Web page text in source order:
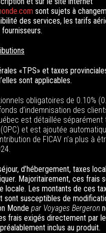
sont sujets à
des services, les tarifs
«TPS» et taxes
sont applicables.
obligatoires de 0.10%
d’indemnisation des
est détaillée séparément
et est ajoutée
de FICAV n’a plus à
d’hébergement, taxes
Majoritairement, ces frais
locale. Les montants de ces
sont susceptibles de
Monde par Voyages Bergeron
frais exigés directement par
inclus au produit.